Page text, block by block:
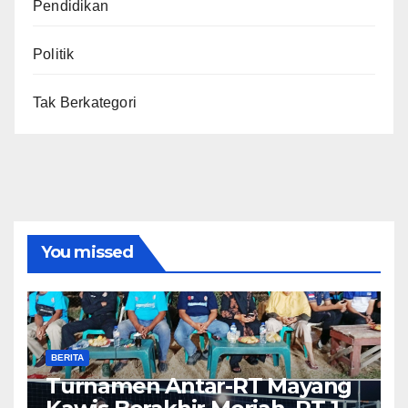
Pendidikan
Politik
Tak Berkategori
You missed
BERITA
Turnamen Antar-RT Mayang